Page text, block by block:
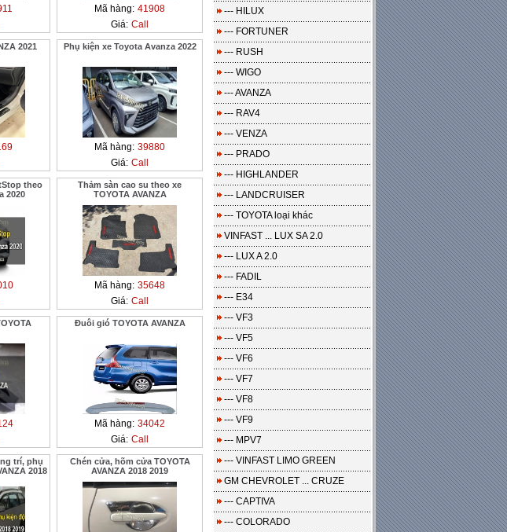
Mã hàng: 41908
Giá: Call
2021 Phụ kiện xe Toyota Avanza 2022
Mã hàng: 39880
Giá: Call
theo
2020
Thảm sàn cao su theo xe
TOYOTA AVANZA
Mã hàng: 35648
Giá: Call
Đuôi gió TOYOTA AVANZA
Mã hàng: 34042
Giá: Call
trí, phụ
2018
Chén cửa, hõm cửa TOYOTA
AVANZA 2018 2019
--- HILUX
--- FORTUNER
--- RUSH
--- WIGO
--- AVANZA
--- RAV4
--- VENZA
--- PRADO
--- HIGHLANDER
--- LANDCRUISER
--- TOYOTA loại khác
VINFAST ... LUX SA 2.0
--- LUX A 2.0
--- FADIL
--- E34
--- VF3
--- VF5
--- VF6
--- VF7
--- VF8
--- VF9
--- MPV7
--- VINFAST LIMO GREEN
GM CHEVROLET ... CRUZE
--- CAPTIVA
--- COLORADO